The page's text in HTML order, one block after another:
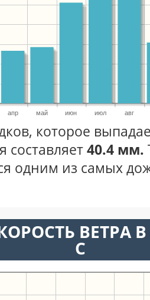
апр май июн июл авг
которое
составляет40.4 мм.
одним из самых
ВЕТРА
С